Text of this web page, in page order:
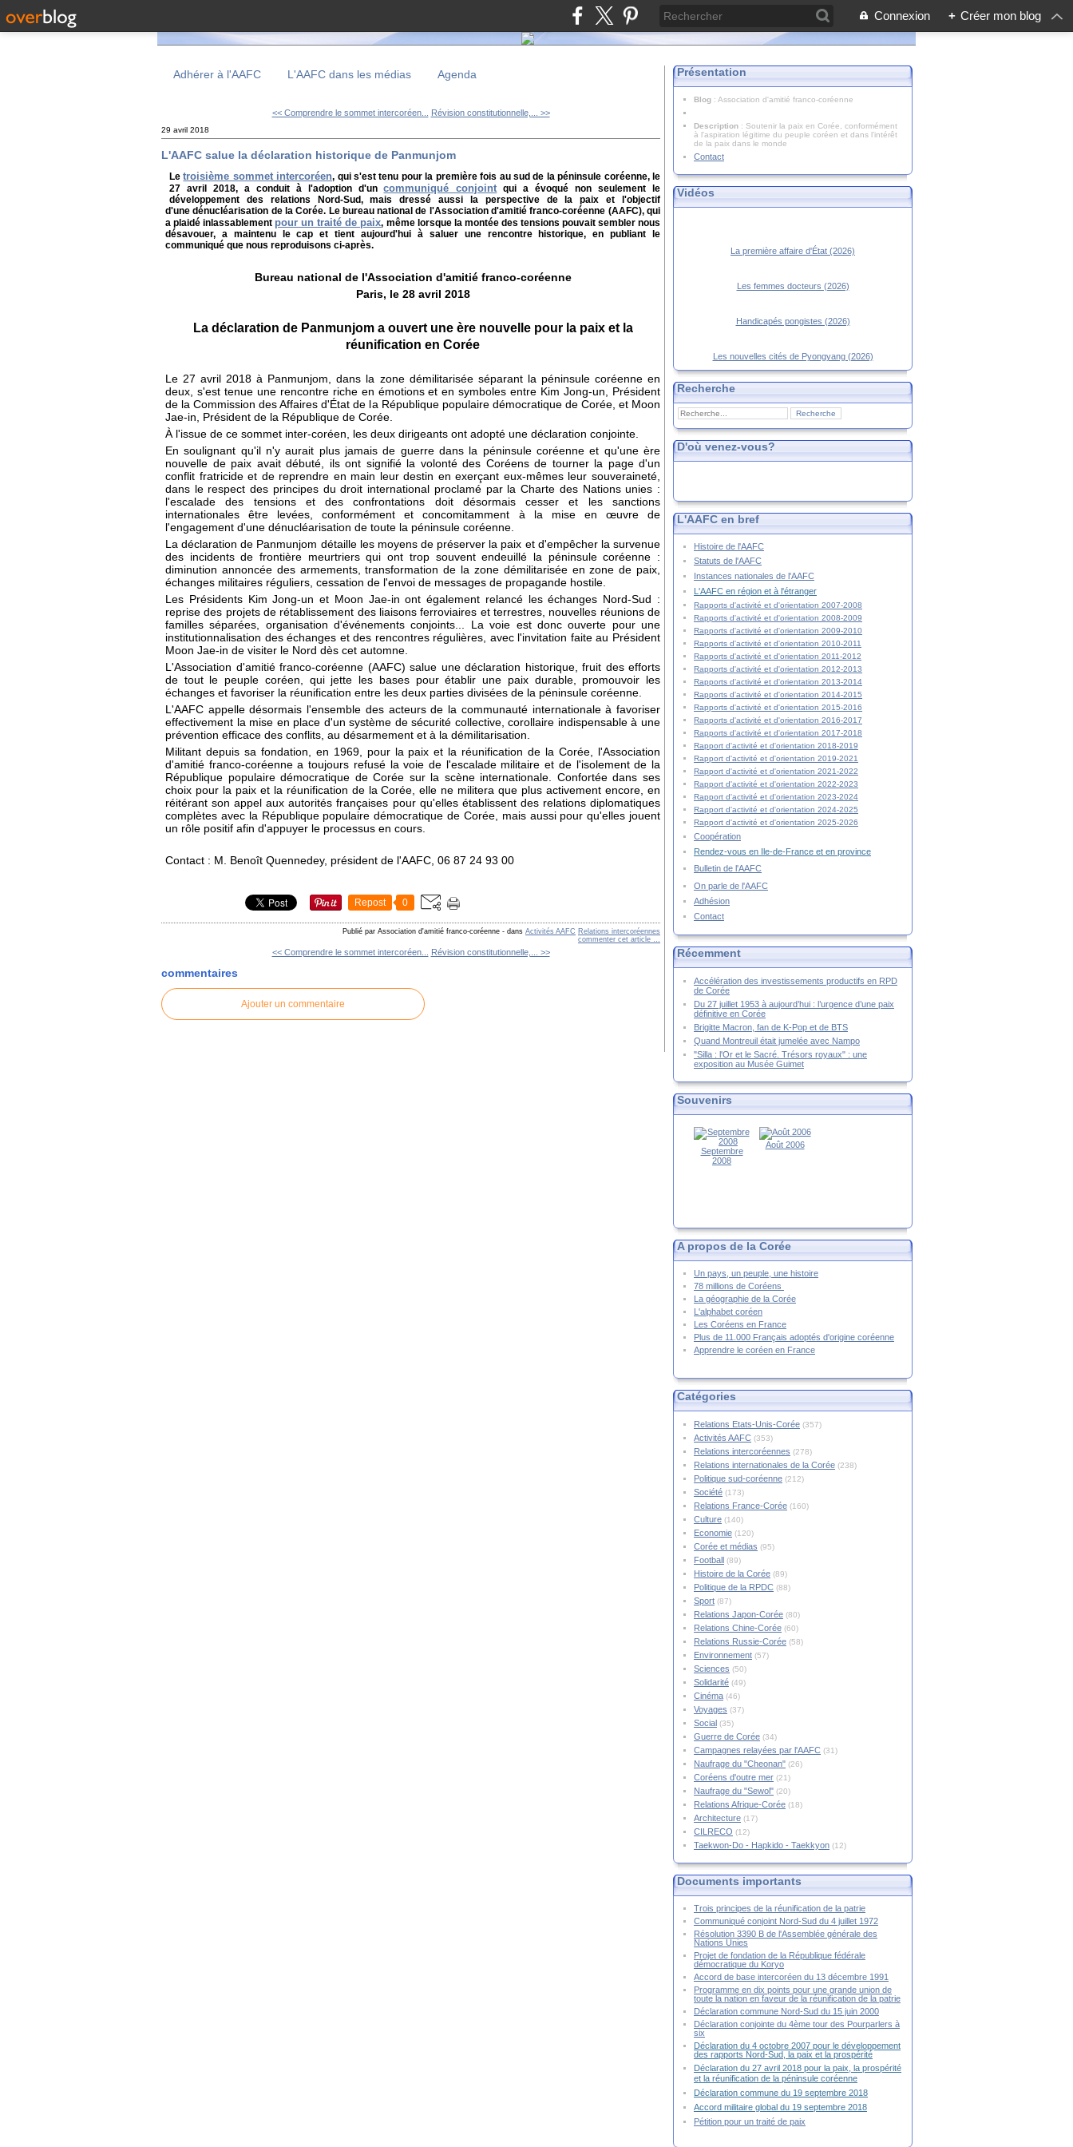
Connexion + Créer mon blog
Adhérer à l'AAFC L'AAFC dans les médias Agenda
<< Comprendre le sommet intercoréen... Révision constitutionnelle,... >>
29 avril 2018
L'AAFC salue la déclaration historique de Panmunjom
Letroisième sommet intercoréen, qui s'est tenu pour la première fois au sud de la péninsule coréenne, le
27 avril 2018, a conduit à l'adoption d'uncommuniqué conjoint qui a évoqué non seulement le
développement des relations Nord-Sud, mais dressé aussi la perspective de la paix et l'objectif
d'une dénucléarisation de la Corée. Le bureau national de l'Association d'amitié franco-coréenne (AAFC), qui
a plaidé inlassablement pour un traité de paix, même lorsque la montée des tensions pouvait sembler nous
désavouer, a maintenu le cap et tient aujourd'hui à saluer une rencontre historique, en publiant le
communiqué que nous reproduisons ci-après.
Bureau national de l'Association d'amitié franco-coréenne
Paris, le 28 avril 2018
La déclaration de Panmunjom a ouvert une ère nouvelle pour la paix et la
réunification en Corée
Le 27 avril 2018 à Panmunjom, dans la zone démilitarisée séparant la péninsule coréenne en
deux, s'est tenue une rencontre riche en émotions et en symboles entre Kim Jong-un, Président
de la Commission des Affaires d'État de la République populaire démocratique de Corée, et Moon
Jae-in, Président de la République de Corée.
À l'issue de ce sommet inter-coréen, les deux dirigeants ont adopté une déclaration conjointe.
En soulignant qu'il n'y aurait plus jamais de guerre dans la péninsule coréenne et qu'une ère
nouvelle de paix avait débuté, ils ont signifié la volonté des Coréens de tourner la page d'un
conflit fratricide et de reprendre en main leur destin en exerçant eux-mêmes leur souveraineté,
dans le respect des principes du droit international proclamé par la Charte des Nations unies :
l'escalade des tensions et des confrontations doit désormais cesser et les sanctions
internationales être levées, conformément et concomitamment à la mise en œuvre de
l'engagement d'une dénucléarisation de toute la péninsule coréenne.
La déclaration de Panmunjom détaille les moyens de préserver la paix et d'empêcher la survenue
des incidents de frontière meurtriers qui ont trop souvent endeuillé la péninsule coréenne :
diminution annoncée des armements, transformation de la zone démilitarisée en zone de paix,
échanges militaires réguliers, cessation de l'envoi de messages de propagande hostile.
Les Présidents Kim Jong-un et Moon Jae-in ont également relancé les échanges Nord-Sud :
reprise des projets de rétablissement des liaisons ferroviaires et terrestres, nouvelles réunions de
familles séparées, organisation d'événements conjoints... La voie est donc ouverte pour une
institutionnalisation des échanges et des rencontres régulières, avec l'invitation faite au Président
Moon Jae-in de visiter le Nord dès cet automne.
L'Association d'amitié franco-coréenne (AAFC) salue une déclaration historique, fruit des efforts
de tout le peuple coréen, qui jette les bases pour établir une paix durable, promouvoir les
échanges et favoriser la réunification entre les deux parties divisées de la péninsule coréenne.
L'AAFC appelle désormais l'ensemble des acteurs de la communauté internationale à favoriser
effectivement la mise en place d'un système de sécurité collective, corollaire indispensable à une
prévention efficace des conflits, au désarmement et à la démilitarisation.
Militant depuis sa fondation, en 1969, pour la paix et la réunification de la Corée, l'Association
d'amitié franco-coréenne a toujours refusé la voie de l'escalade militaire et de l'isolement de la
République populaire démocratique de Corée sur la scène internationale. Confortée dans ses
choix pour la paix et la réunification de la Corée, elle ne militera que plus activement encore, en
réitérant son appel aux autorités françaises pour qu'elles établissent des relations diplomatiques
complètes avec la République populaire démocratique de Corée, mais aussi pour qu'elles jouent
un rôle positif afin d'appuyer le processus en cours.
Contact : M. Benoît Quennedey, président de l'AAFC, 06 87 24 93 00
Repost 0
Publié par Association d'amitié franco-coréenne - dans Activités AAFC Relations intercoréennes
commenter cet article …
<< Comprendre le sommet intercoréen... Révision constitutionnelle,... >>
commentaires
Ajouter un commentaire
Présentation
Blog : Association d'amitié franco-coréenne
Description : Soutenir la paix en Corée, conformément
à l'aspiration légitime du peuple coréen et dans l’intérêt
de la paix dans le monde
Contact
Vidéos
La première affaire d'État (2026)
Les femmes docteurs (2026)
Handicapés pongistes (2026)
Les nouvelles cités de Pyongyang (2026)
Recherche
D'où venez-vous?
L'AAFC en bref
Histoire de l'AAFC
Statuts de l'AAFC
Instances nationales de l'AAFC
L'AAFC en région et à l'étranger
Rapports d'activité et d'orientation 2007-2008
Rapports d'activité et d'orientation 2008-2009
Rapports d'activité et d'orientation 2009-2010
Rapports d'activité et d'orientation 2010-2011
Rapports d'activité et d'orientation 2011-2012
Rapports d'activité et d'orientation 2012-2013
Rapports d'activité et d'orientation 2013-2014
Rapports d'activité et d'orientation 2014-2015
Rapports d'activité et d'orientation 2015-2016
Rapports d'activité et d'orientation 2016-2017
Rapports d'activité et d'orientation 2017-2018
Rapport d'activité et d'orientation 2018-2019
Rapport d'activité et d'orientation 2019-2021
Rapport d'activité et d'orientation 2021-2022
Rapport d'activité et d'orientation 2022-2023
Rapport d'activité et d'orientation 2023-2024
Rapport d'activité et d'orientation 2024-2025
Rapport d'activité et d'orientation 2025-2026
Coopération
Rendez-vous en Ile-de-France et en province
Bulletin de l'AAFC
On parle de l'AAFC
Adhésion
Contact
Récemment
Accélération des investissements productifs en RPD
de Corée
Du 27 juillet 1953 à aujourd’hui : l’urgence d’une paix
définitive en Corée
Brigitte Macron, fan de K-Pop et de BTS
Quand Montreuil était jumelée avec Nampo
"Silla : l'Or et le Sacré. Trésors royaux" : une
exposition au Musée Guimet
Souvenirs
Septembre
2008
Août 2006
A propos de la Corée
Un pays, un peuple, une histoire
78 millions de Coréens
La géographie de la Corée
L'alphabet coréen
Les Coréens en France
Plus de 11.000 Français adoptés d'origine coréenne
Apprendre le coréen en France
Catégories
Relations Etats-Unis-Corée (357)
Activités AAFC (353)
Relations intercoréennes (278)
Relations internationales de la Corée (238)
Politique sud-coréenne (212)
Société (173)
Relations France-Corée (160)
Culture (140)
Economie (120)
Corée et médias (95)
Football (89)
Histoire de la Corée (89)
Politique de la RPDC (88)
Sport (87)
Relations Japon-Corée (80)
Relations Chine-Corée (60)
Relations Russie-Corée (58)
Environnement (57)
Sciences (50)
Solidarité (49)
Cinéma (46)
Voyages (37)
Social (35)
Guerre de Corée (34)
Campagnes relayées par l'AAFC (31)
Naufrage du "Cheonan" (26)
Coréens d'outre mer (21)
Naufrage du "Sewol" (20)
Relations Afrique-Corée (18)
Architecture (17)
CILRECO (12)
Taekwon-Do - Hapkido - Taekkyon (12)
Documents importants
Trois principes de la réunification de la patrie
Communiqué conjoint Nord-Sud du 4 juillet 1972
Résolution 3390 B de l'Assemblée générale des
Nations Unies
Projet de fondation de la République fédérale
démocratique du Koryo
Accord de base intercoréen du 13 décembre 1991
Programme en dix points pour une grande union de
toute la nation en faveur de la réunification de la patrie
Déclaration commune Nord-Sud du 15 juin 2000
Déclaration conjointe du 4ème tour des Pourparlers à
six
Déclaration du 4 octobre 2007 pour le développement
des rapports Nord-Sud, la paix et la prospérité
Déclaration du 27 avril 2018 pour la paix, la prospérité
et la réunification de la péninsule coréenne
Déclaration commune du 19 septembre 2018
Accord militaire global du 19 septembre 2018
Pétition pour un traité de paix